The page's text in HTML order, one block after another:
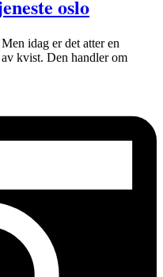
oslo
idag er det atter en
kvist. Den handler om